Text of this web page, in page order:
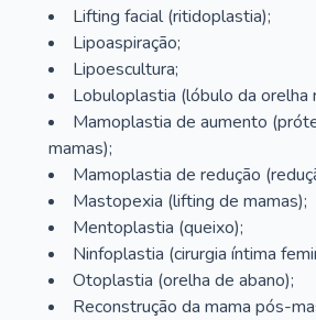
Lifting facial (ritidoplastia);
Lipoaspiração;
Lipoescultura;
Lobuloplastia (lóbulo da orelha
Mamoplastia de aumento
mamas);
Mamoplastia de redução
Mastopexia (lifting de mamas);
Mentoplastia (queixo);
Ninfoplastia (cirurgia íntima
Otoplastia (orelha de abano);
Reconstrução da mama pós-